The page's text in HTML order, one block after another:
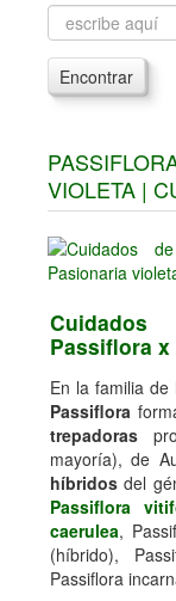
Encontrar
VIOLETA |
Passiflora
En la familia de
Passiflora
trepadoras
mayoría), de
híbridos del
Passiflora
caerulea,
(híbrido),
Passiflora